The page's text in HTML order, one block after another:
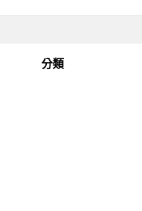
分類